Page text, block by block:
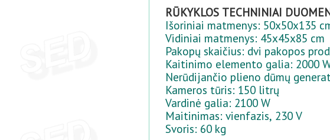
RŪKYKLOS TECHNINIAI
Išoriniai matmenys: 50x50x135
Vidiniai matmenys: 45x45x85 cm
Pakopų skaičius: dvi pakopos
Kaitinimo elemento galia: 2000
Nerūdijančio plieno dūmų
Kameros tūris: 150 litrų
Vardinė galia: 2100 W
Maitinimas: vienfazis, 230 V
Svoris: 60 kg